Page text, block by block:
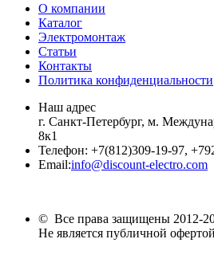
О компании
Каталог
Электромонтаж
Статьи
Контакты
Политика конфиденциальности
Наш адрес
г. Санкт-Петербург, м.
8к1
Телефон: +7(812)309-19-97,
Email:info@discount-electro.com
© Все права защищены 2012-
Не является публичной офертой